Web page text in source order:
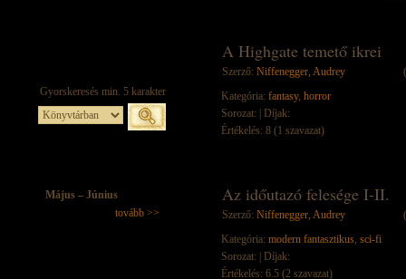
Május – Június
tovább >>
A Highgate temető ikrei
Szerző: Niffenegger, Audrey
Kategória: fantasy, horror
Sorozat:
| Díjak:
Értékelés: 8 (1 szavazat)
Az időutazó felesége I-II.
Szerző: Niffenegger, Audrey
Kategória: modern fantasztikus, sci-fi
Sorozat:
| Díjak:
Értékelés: 6.5 (2 szavazat)